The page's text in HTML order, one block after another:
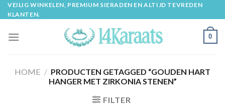
Skip
to
VEILIG WINKELEN, PREMIUM SIERADEN EN ALTIJD TEVREDEN
KLANTEN.
0
HOME / PRODUCTEN GETAGGED “GOUDEN HART
HANGER MET ZIRKONIA STENEN”
FILTER